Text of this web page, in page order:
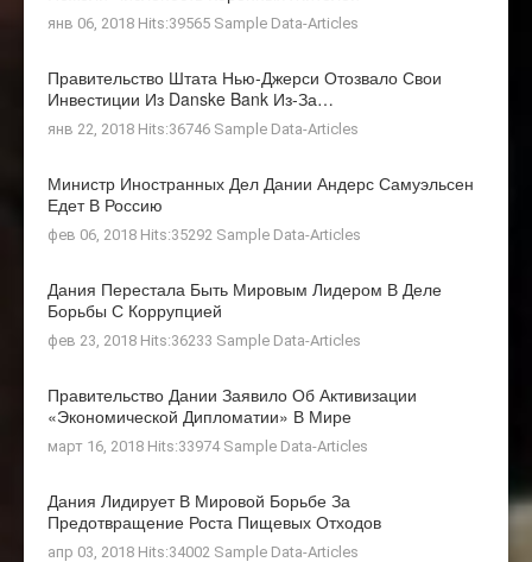
янв 06, 2018 Hits:39565 Sample Data-Articles
Правительство Штата Нью-Джерси Отозвало Свои
Инвестиции Из Danske Bank Из-За…
янв 22, 2018 Hits:36746 Sample Data-Articles
Министр Иностранных Дел Дании Андерс Самуэльсен
Едет В Россию
фев 06, 2018 Hits:35292 Sample Data-Articles
Дания Перестала Быть Мировым Лидером В Деле
Борьбы С Коррупцией
фев 23, 2018 Hits:36233 Sample Data-Articles
Правительство Дании Заявило Об Активизации
«экономической Дипломатии» В Мире
март 16, 2018 Hits:33974 Sample Data-Articles
Дания Лидирует В Мировой Борьбе За
Предотвращение Роста Пищевых Отходов
апр 03, 2018 Hits:34002 Sample Data-Articles